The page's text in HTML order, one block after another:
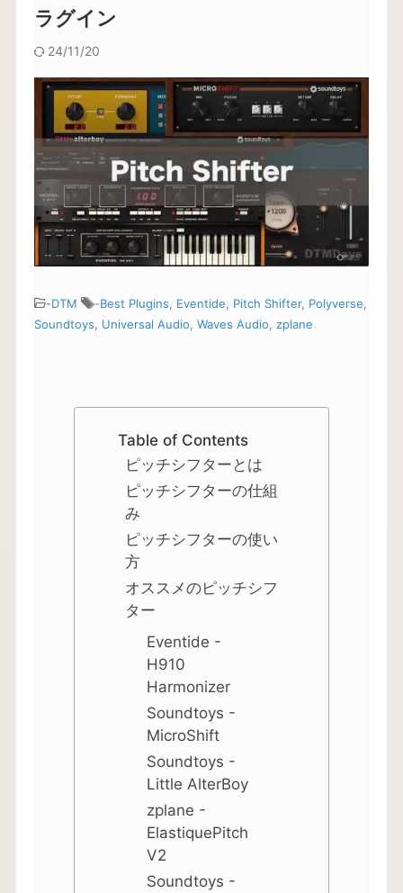
ラグイン
24/11/20
-DTM -Best Plugins Eventide Pitch Shifter, Polyverse
Soundtoys
Universal Audio Waves Audio zplane
Table of Contents
ピッチシフターとは
ピッチシフターの仕組
み
ピッチシフターの使い
方
オススメのピッチシフ
ター
Eventide -
H910
Harmonizer
Soundtoys -
MicroShift
Soundtoys -
Little AlterBoy
zplane -
ElastiquePitch
V2
Soundtoys -